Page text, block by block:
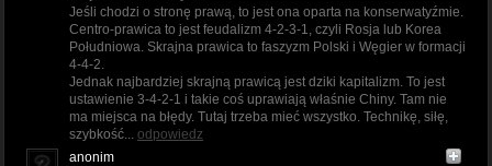
Jeśli chodzi o stronę prawą, to jest ona oparta na konserwatyźmie.
Centro-prawica to jest feudalizm 4-2-3-1, czyli Rosja lub Korea
Południowa. Skrajna prawica to faszyzm Polski i Węgier w formacji
4-4-2.
Jednak najbardziej skrajną prawicą jest dziki kapitalizm. To jest
ustawienie 3-4-2-1 i takie coś uprawiają właśnie Chiny. Tam nie
ma miejsca na błędy. Tutaj trzeba mieć wszystko. Technikę, siłę,
szybkość... odpowiedz
anonim